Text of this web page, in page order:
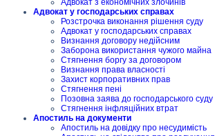
Адвокат з економічних злочинів
Адвокат у господарських справах
Розстрочка виконання рішення суду
Адвокат у господарських справах
Визнання договору недійсним
Заборона використання чужого майна
Стягнення боргу за договором
Визнання права власності
Захист корпоративних прав
Стягнення пені
Позовна заява до господарського суду
Стягнення інфляційних втрат
Апостиль на документи
Апостиль на довідку про несудимість